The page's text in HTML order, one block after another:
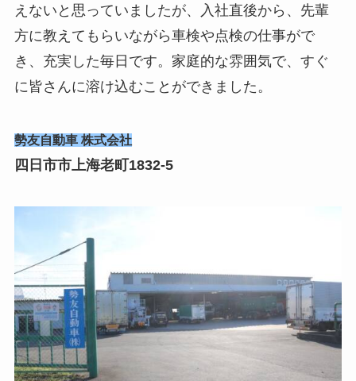
えないと思っていましたが、入社直後から、先輩
方に教えてもらいながら車検や点検の仕事がで
き、充実した毎日です。家庭的な雰囲気で、すぐ
に皆さんに溶け込むことができました。
勢友自動車 株式会社
四日市市上海老町1832-5